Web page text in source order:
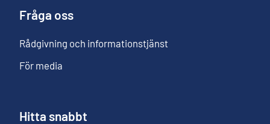
Fråga oss
Rådgivning och informationstjänst
För media
Hitta snabbt